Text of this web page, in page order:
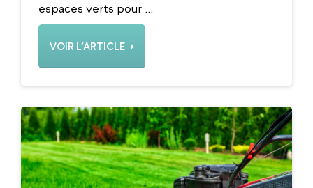
espaces verts pour ...
VOIR L’ARTICLE